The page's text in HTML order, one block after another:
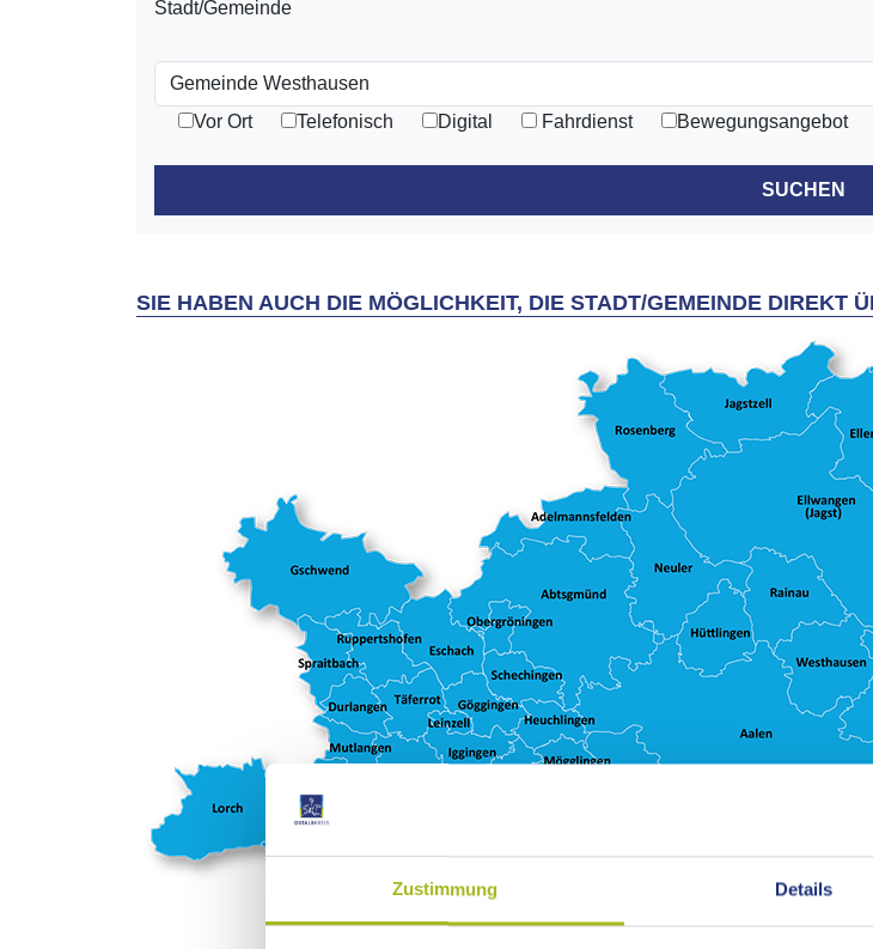
Zustimmung Details
Stadt/Gemeinde
Vor Ort Telefonisch Digital Fahrdienst Bewegungsangebot
SUCHEN
SIE HABEN AUCH DIE MÖGLICHKEIT, DIE STADT/GEMEINDE DIREKT